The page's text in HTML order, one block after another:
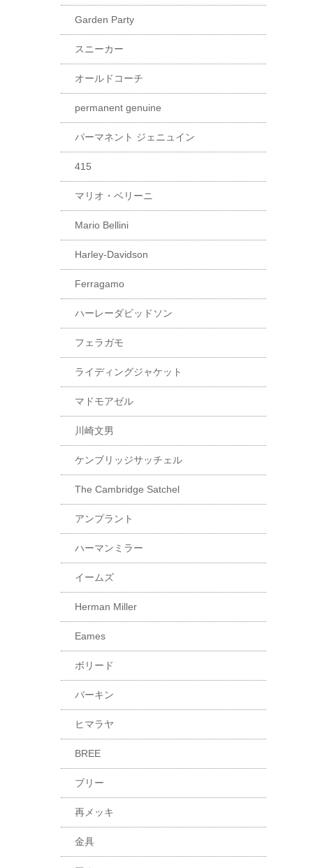
Garden Party
スニーカー
オールドコーチ
permanent genuine
パーマネント ジェニュイン
415
マリオ・ベリーニ
Mario Bellini
Harley-Davidson
Ferragamo
ハーレーダビッドソン
フェラガモ
ライディングジャケット
マドモアゼル
川崎文男
ケンブリッジサッチェル
The Cambridge Satchel
アンプラント
ハーマンミラー
イームズ
Herman Miller
Eames
ボリード
バーキン
ヒマラヤ
BREE
ブリー
再メッキ
金具